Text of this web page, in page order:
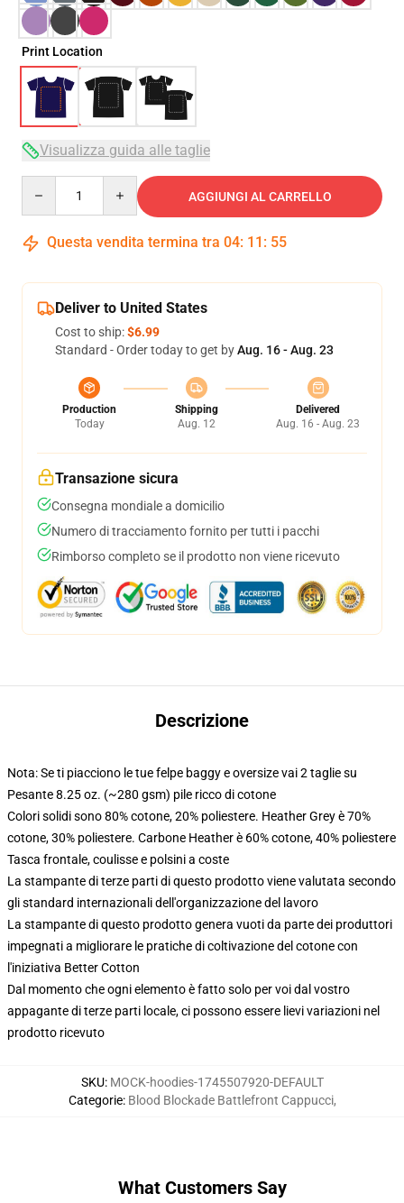
Print Location
Visualizza guida alle taglie
AGGIUNGI AL CARRELLO
Questa vendita termina tra 04: 11 : 54
Deliver to United States
Cost to ship:$6.99
Standard - Order today to get byAug. 16 - Aug. 23
Production
Today
Shipping
Aug. 12
Delivered
Aug. 16 - Aug. 23
Transazione sicura
Consegna mondiale a domicilio
Numero di tracciamento fornito per tutti i pacchi
Rimborso completo se il prodotto non viene ricevuto
Descrizione
Nota: Se ti piacciono le tue felpe baggy e oversize vai 2 taglie su
Pesante 8.25 oz. (~280 gsm) pile ricco di cotone
Colori solidi sono 80% cotone, 20% poliestere. Heather Grey è 70%
cotone, 30% poliestere. Carbone Heather è 60% cotone, 40% poliestere
Tasca frontale, coulisse e polsini a coste
La stampante di terze parti di questo prodotto viene valutata secondo
gli standard internazionali dell'organizzazione del lavoro
La stampante di questo prodotto genera vuoti da parte dei produttori
impegnati a migliorare le pratiche di coltivazione del cotone con
l'iniziativa Better Cotton
Dal momento che ogni elemento è fatto solo per voi dal vostro
appagante di terze parti locale, ci possono essere lievi variazioni nel
prodotto ricevuto
SKU: MOCK-hoodies-1745507920-DEFAULT
Categorie: Blood Blockade Battlefront Cappucci,
What Customers Say